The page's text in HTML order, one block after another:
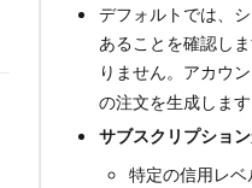
デフォルトでは、
あることを確認し
りません。アカウ
の注文を生成します
サブスクリプショ
特定の信用レ